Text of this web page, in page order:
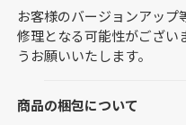
お客様のバージョンアッ
修理となる可能性がござい
うお願いいたします。
商品の梱包について